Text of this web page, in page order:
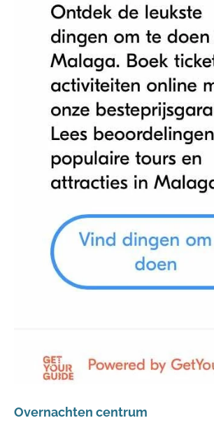
Overnachten centrum